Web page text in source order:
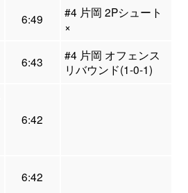
6:49
#4 片岡 2Pシュート
×
6:43
#4 片岡 オフェンス
リバウンド(1-0-1)
6:42
6:42